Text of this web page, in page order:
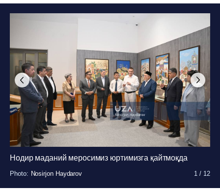
Нодир маданий меросимиз юртимизга қайтмоқда
Photo: Nosirjon Haydarov 1 / 12
Photo: Nosirjon Haydarov 1 / 12
Photo: Nosirjon Haydarov 1 / 12
Photo: Nosirjon Haydarov 1 / 12
Photo: Nosirjon Haydarov 1 / 12
Photo: Nosirjon Haydarov 1 / 12
Photo: Nosirjon Haydarov 1 / 12
Photo: Nosirjon Haydarov 1 / 12
Photo: Nosirjon Haydarov 1 / 12
Photo: Nosirjon Haydarov 1 / 12
Photo: Nosirjon Haydarov 1 / 12
Photo: Nosirjon Haydarov 1 / 12